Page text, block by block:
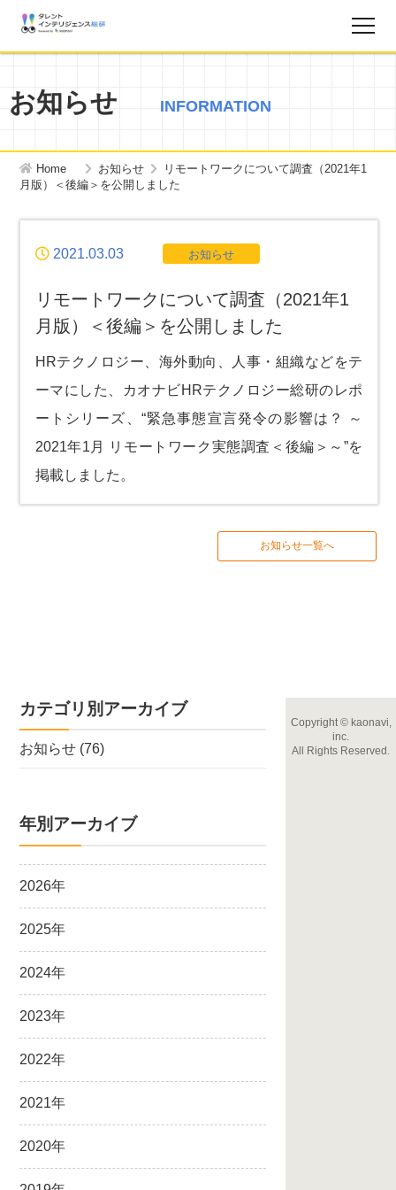
タレントインテリジェンス総研とは？
個人情報保護方針
サイトマップ
お知らせ INFORMATION
Home お知らせ
リモートワークについて調査（2021年1
月版）＜後編＞を公開しました
2021.03.03 お知らせ
リモートワークについて調査（2021年1
月版）＜後編＞を公開しました
HRテクノロジー、海外動向、人事・組織などをテ
ーマにした、カオナビHRテクノロジー総研のレポ
ートシリーズ、 “緊急事態宣言発令の影響は？ ～
2021年1月 リモートワーク実態調査＜後編＞～”を
掲載しました。
お知らせ一覧へ
カテゴリ別アーカイブ
お知らせ (76)
年別アーカイブ
2026年
2025年
2024年
2023年
2022年
2021年
2020年
Copyright©kaonavi,
inc.
All Rights Reserved.